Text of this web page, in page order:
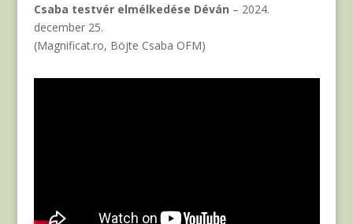
Csaba testvér elmélkedése Déván – 2024.
december 25.
(Magnificat.ro, Böjte Csaba OFM)